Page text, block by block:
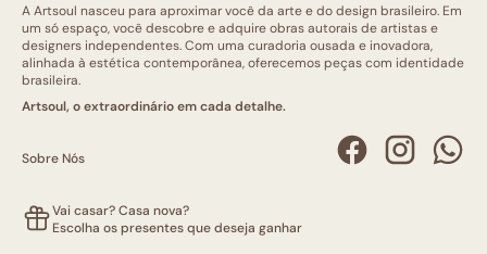
A Artsoul nasceu para aproximar você da arte e do design brasileiro. Em
um só espaço, você descobre e adquire obras autorais de artistas e
designers independentes. Com uma curadoria ousada e inovadora,
alinhada à estética contemporânea, oferecemos peças com identidade
brasileira.
Artsoul, o extraordinário em cada detalhe.
Sobre Nós
Vai casar? Casa nova?
Escolha os presentes que deseja ganhar